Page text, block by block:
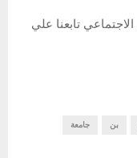
تابعنا علي
بن جامعة